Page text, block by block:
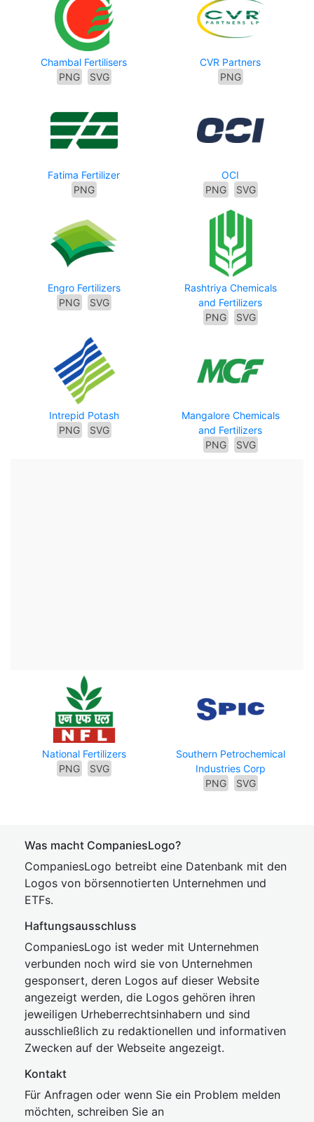
Chambal Fertilisers
PNG
SVG
CVR Partners
PNG
Fatima Fertilizer
PNG
OCI
PNG
SVG
Engro Fertilizers
PNG
SVG
Rashtriya Chemicals
and Fertilizers
PNG
SVG
Intrepid Potash
PNG
SVG
Mangalore Chemicals
and Fertilizers
PNG
SVG
National Fertilizers
PNG
SVG
Southern Petrochemical
Industries Corp
PNG
SVG
Was macht CompaniesLogo?
CompaniesLogo betreibt eine Datenbank mit den
Logos von börsennotierten Unternehmen und
ETFs.
Haftungsausschluss
CompaniesLogo ist weder mit Unternehmen
verbunden noch wird sie von Unternehmen
gesponsert, deren Logos auf dieser Website
angezeigt werden, die Logos gehören ihren
jeweiligen Urheberrechtsinhabern und sind
ausschließlich zu redaktionellen und informativen
Zwecken auf der Webseite angezeigt.
Kontakt
Für Anfragen oder wenn Sie ein Problem melden
möchten, schreiben Sie an